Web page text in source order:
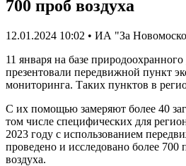
700 проб воздуха
12.01.2024 10:02 • ИА "За
11 января на базе
презентовали передвижной пункт
мониторинга. Таких пунктов в
С их помощью замеряют более 40
том числе специфических для
2023 году с использованием
проведено и исследовано более 700
воздуха.